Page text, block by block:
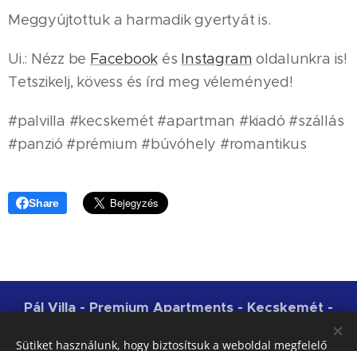
Meggyújtottuk a harmadik gyertyát is. 🕯 🕯 🕯
Ui.: Nézz be Facebook és Instagram oldalunkra is!
Tetszikelj, kövess és írd meg véleményed!
#palvilla #kecskemét #apartman #kiadó #szállás
#panzió #prémium #búvóhely #romantikus
Share
Pál Villa - Premium Apartments - Kecskemét -
Sütiket használunk, hogy biztosítsuk a weboldal megfelelő